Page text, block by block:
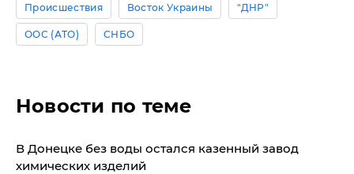
Происшествия Восток Украины "ДНР"
ООС (АТО) СНБО
Новости по теме
​В Донецке без воды остался казенный завод
химических изделий